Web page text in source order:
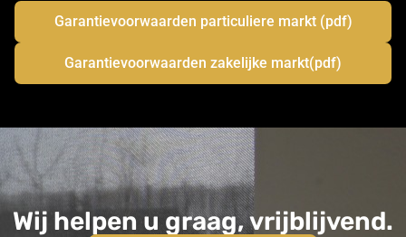
Garantievoorwaarden particuliere markt (pdf)
Garantievoorwaarden zakelijke markt(pdf)
Wij helpen u graag, vrijblijvend.